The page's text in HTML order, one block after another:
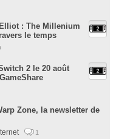
: The Millenium
le temps
2 le 20 août
Zone, la newsletter de
1